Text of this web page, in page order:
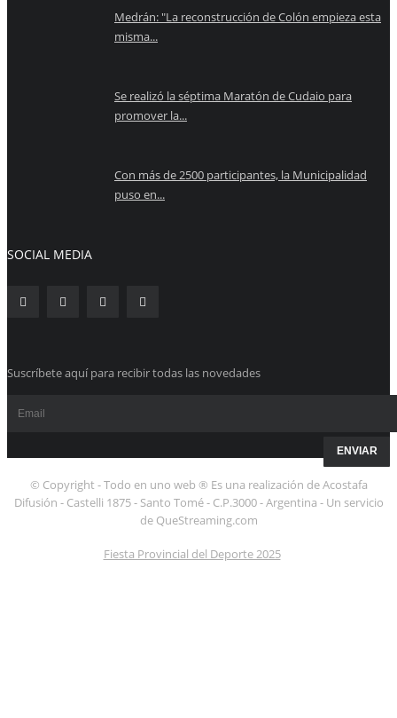
Medrán: "La reconstrucción de Colón empieza esta
misma...
Se realizó la séptima Maratón de Cudaio para
promover la...
Con más de 2500 participantes, la Municipalidad
puso en...
SOCIAL MEDIA
Suscríbete aquí para recibir todas las novedades
© Copyright - Todo en uno web ® Es una realización de Acostafa
Difusión - Castelli 1875 - Santo Tomé - C.P.3000 - Argentina - Un servicio
de QueStreaming.com
Fiesta Provincial del Deporte 2025